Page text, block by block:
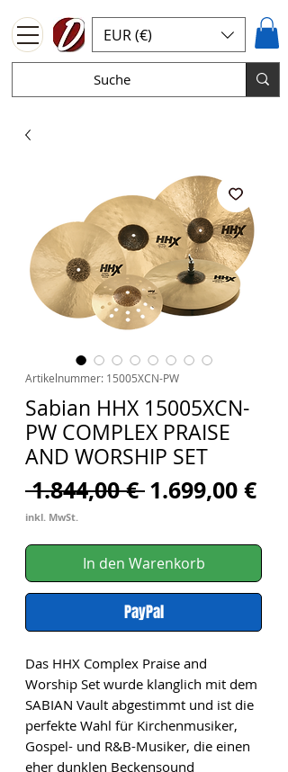
EUR (€)
Artikelnummer: 15005XCN-PW
Sabian HHX 15005XCN-
PW COMPLEX PRAISE
AND WORSHIP SET
1.844,00 € Standardpreis
1.699,00 €
inkl. MwSt.
In den Warenkorb
PayPal
Das HHX Complex Praise and
Worship Set wurde klanglich mit dem
SABIAN Vault abgestimmt und ist die
perfekte Wahl für Kirchenmusiker,
Gospel- und R&B-Musiker, die einen
eher dunklen Beckensound